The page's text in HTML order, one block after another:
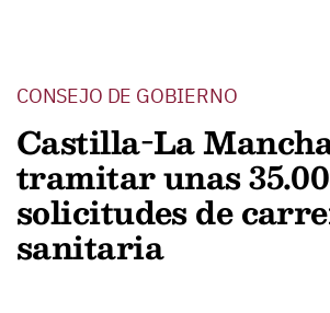
CONSEJO DE GOBIERNO
Castilla-La
tramitar unas
solicitudes de
sanitaria